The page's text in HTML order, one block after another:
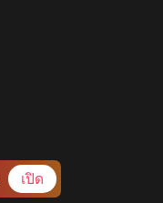
เปิด